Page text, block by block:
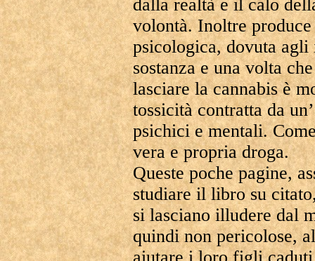
dalla realtà e il calo
volontà. Inoltre
psicologica, dovuta
sostanza e una volta
lasciare la cannabis è
tossicità contratta da
psichici e mentali.
vera e propria droga.
Queste poche pagine,
studiare il libro su
si lasciano illudere dal
quindi non pericolose,